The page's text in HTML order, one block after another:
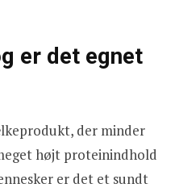
er det egnet
der minder
højt proteinindhold
er det et sundt